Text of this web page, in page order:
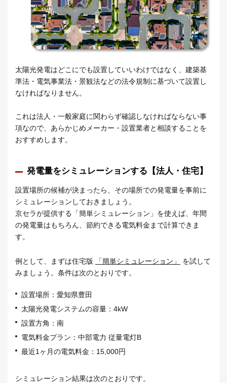
太陽光発電はどこにでも設置していいわけではなく、建築基
準法・電気事業法・景観法などの法令規制に基づいて設置し
なければなりません。
これは法人・一般家庭に関わらず確認しなければならない事
項なので、あらかじめメーカー・設置業者と相談することを
おすすめします。
発電量をシミュレーションする【法人・住宅】
設置場所の候補が決まったら、その場所での発電量を事前に
シミュレーションしておきましょう。
京セラが提供する「簡単シミュレーション」を使えば、年間
の発電量はもちろん、節約できる電気料金まで計算できま
す。
例として、まずは住宅版 「簡単シミュレーション」
を試して
みましょう。条件は次のとおりです。
設置場所：愛知県豊田
太陽光発電システムの容量：4kW
設置方角：南
電気料金プラン：中部電力 従量電灯B
最近1ヶ月の電気料金：15,000円
シミュレーション結果は次のとおりです。